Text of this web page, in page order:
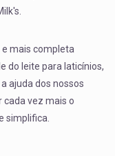
mais completa
do leite para laticínios,
ajuda dos nossos
vez mais o
simplifica.